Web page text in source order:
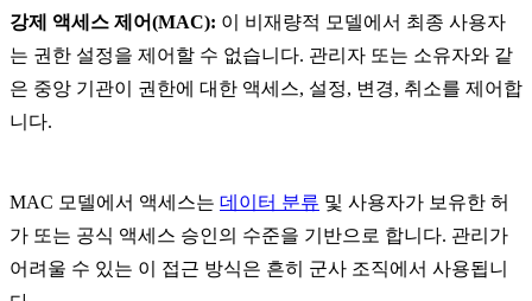
강제 액세스 제어(MAC): 이 비재량적 모델에서 최종 사용자
는 권한 설정을 제어할 수 없습니다. 관리자 또는 소유자와 같
은 중앙 기관이 권한에 대한 액세스, 설정, 변경, 취소를 제어합
니다.
MAC 모델에서 액세스는 데이터 분류 및 사용자가 보유한 허
가 또는 공식 액세스 승인의 수준을 기반으로 합니다. 관리가
어려울 수 있는 이 접근 방식은 흔히 군사 조직에서 사용됩니